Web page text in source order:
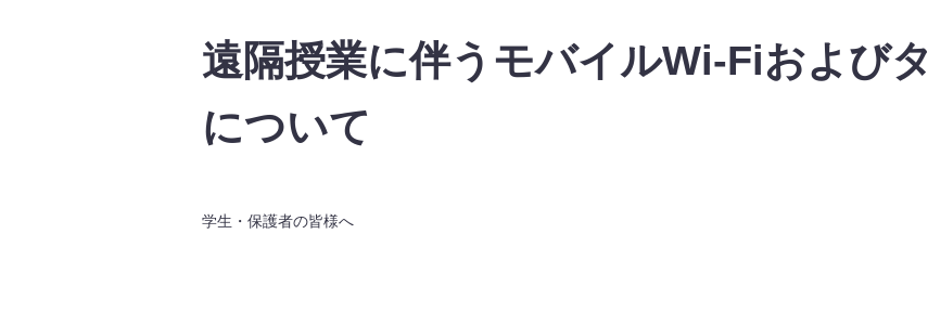
遠隔授業に伴うモバイルWi-Fiおよび
について
令和２
学生・保護者の皆様へ
釧路工業
小